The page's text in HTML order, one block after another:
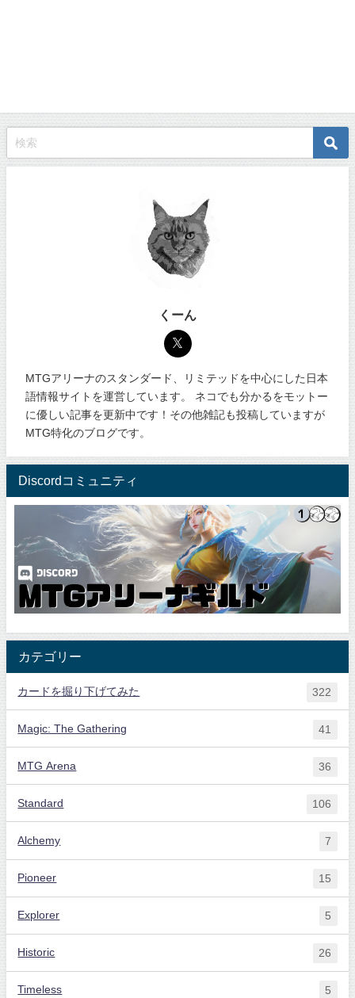
くーん
MTGアリーナのスタンダード、リミテッドを中心にした日本
語情報サイトを運営しています。 ネコでも分かるをモットー
に優しい記事を更新中です！その他雑記も投稿していますが
MTG特化のブログです。
Discordコミュニティ
カテゴリー
カードを掘り下げてみた 322
Magic: The Gathering 41
MTG Arena 36
Standard 106
Alchemy 7
Pioneer 15
Explorer 5
Historic 26
Timeless 5